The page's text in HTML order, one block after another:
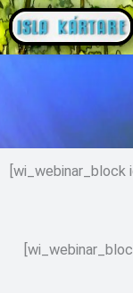
Ir
al
[wi_webinar_block